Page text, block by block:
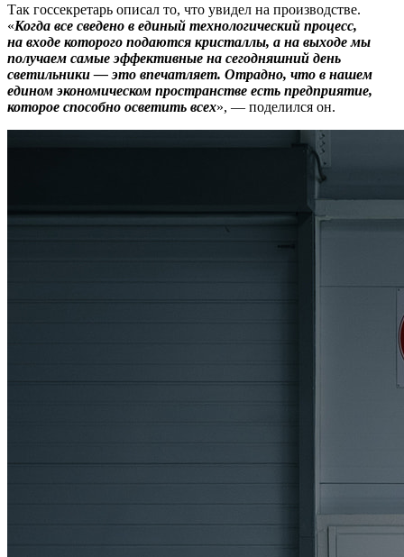
Так госсекретарь описал то, что увидел на производстве.
«Когда все сведено в единый технологический процесс,
на входе которого подаются кристаллы, а на выходе мы
получаем самые эффективные на сегодняшний день
светильники — это впечатляет. Отрадно, что в нашем
едином экономическом пространстве есть предприятие,
которое способно осветить всех», — поделился он.